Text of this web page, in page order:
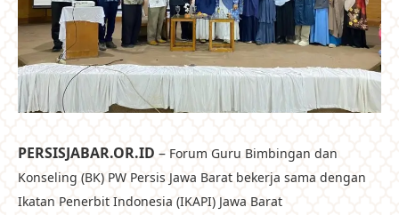
PERSISJABAR.OR.ID – Forum Guru Bimbingan dan
Konseling (BK) PW Persis Jawa Barat bekerja sama dengan
Ikatan Penerbit Indonesia (IKAPI) Jawa Barat